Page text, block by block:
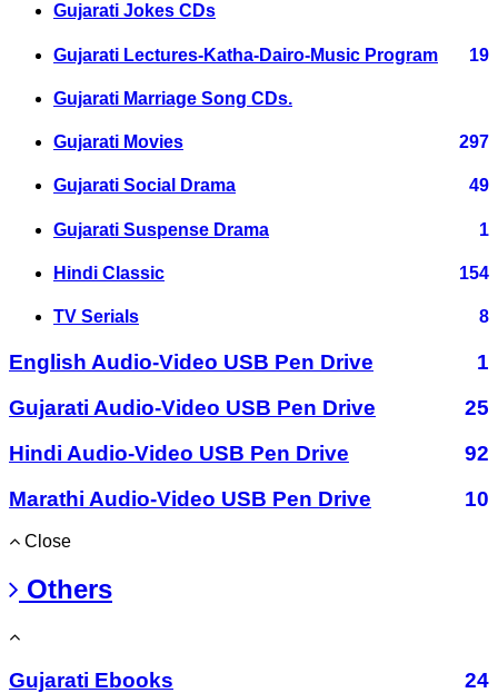
Gujarati Jokes CDs
Gujarati Lectures-Katha-Dairo-Music Program 19
Gujarati Marriage Song CDs.
Gujarati Movies 297
Gujarati Social Drama 49
Gujarati Suspense Drama 1
Hindi Classic 154
TV Serials 8
English Audio-Video USB Pen Drive
1
Gujarati Audio-Video USB Pen Drive
25
Hindi Audio-Video USB Pen Drive
92
Marathi Audio-Video USB Pen Drive
10
Close
Others
Gujarati Ebooks
24